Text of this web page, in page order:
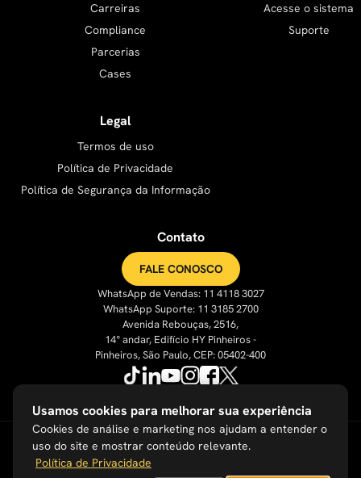
Carreiras
Compliance
Parcerias
Cases
Acesse o sistema
Suporte
Legal
Termos de uso
Política de Privacidade
Política de Segurança da Informação
Contato
FALE CONOSCO
WhatsApp de Vendas: 11 4118 3027
WhatsApp Suporte: 11 3185 2700
Avenida Rebouças, 2516,
14° andar, Edifício HY Pinheiros -
Pinheiros, São Paulo, CEP: 05402-400
Usamos cookies para melhorar sua experiência
Cookies de análise e marketing nos ajudam a entender o
uso do site e mostrar conteúdo relevante.
Política de Privacidade